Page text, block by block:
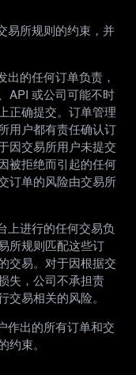
易所规则的约束，并
的任何订单负责，
API 或公司可能不时
正确提交。订单管理
用户都有责任确认订
因交易所用户未提交
被拒绝而引起的任何
订单的风险由交易所
上进行的任何交易负
所规则匹配这些订
交易。对于因根据交
失，公司不承担责
易相关的风险。
作出的所有订单和交
束。